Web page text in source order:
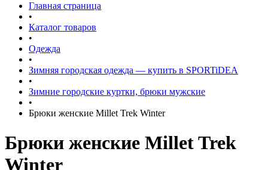
Главная страница
•
Каталог товаров
•
Одежда
•
Зимняя городская одежда — купить в SPORTiDEA
•
Зимние городские куртки, брюки мужские
•
Брюки женские Millet Trek Winter
Брюки женские Millet Trek
Winter